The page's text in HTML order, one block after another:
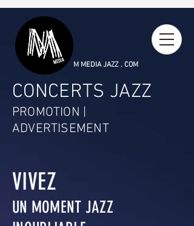
M MEDIA JAZZ . COM
CONCERTS JAZZ
PROMOTION |
ADVERTISEMENT
VIVEZ
UN MOMENT JAZZ